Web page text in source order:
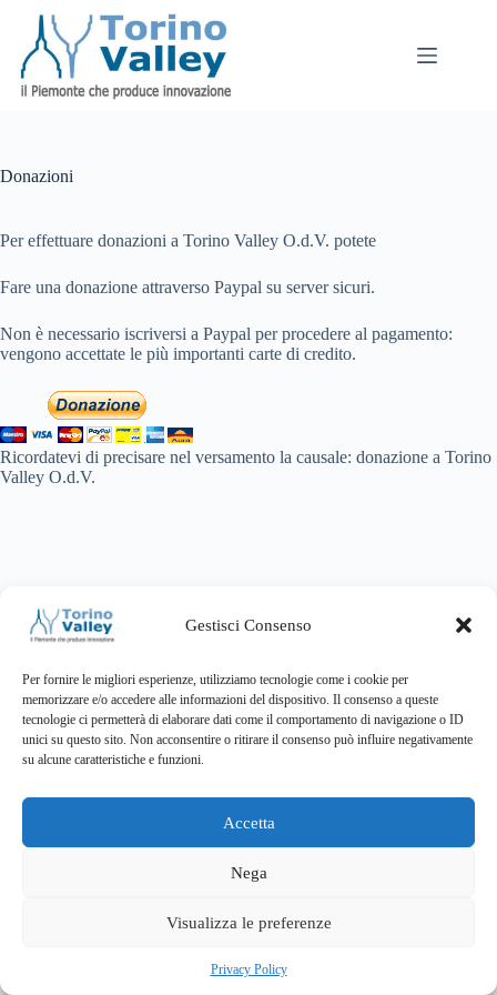
Gestisci Consenso
Per fornire le migliori esperienze, utilizziamo tecnologie come i cookie per
memorizzare e/o accedere alle informazioni del dispositivo. Il consenso a queste
tecnologie ci permetterà di elaborare dati come il comportamento di navigazione o ID
unici su questo sito. Non acconsentire o ritirare il consenso può influire negativamente
su alcune caratteristiche e funzioni.
Accetta
Nega
Visualizza le preferenze
Privacy Policy
contenuto
Donazioni
Per effettuare donazioni a Torino Valley O.d.V. potete
Fare una donazione attraverso Paypal su server sicuri.
Non è necessario iscriversi a Paypal per procedere al pagamento:
vengono accettate le più importanti carte di credito.
Ricordatevi di precisare nel versamento la causale: donazione a Torino
Valley O.d.V.
Associazione
Contatti
Cookie Policy
Creative Commons Attribuzione – Non commerciale – Non